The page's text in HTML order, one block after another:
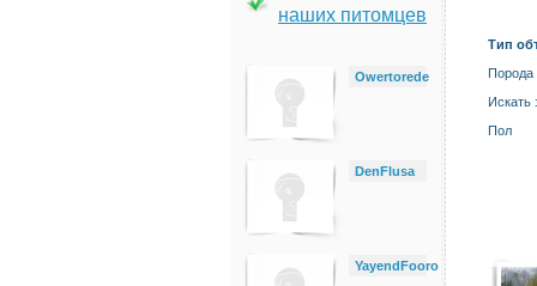
наших питомцев
Owertorede
DenFlusa
YayendFooro
Тип
Порода
Искать
Пол